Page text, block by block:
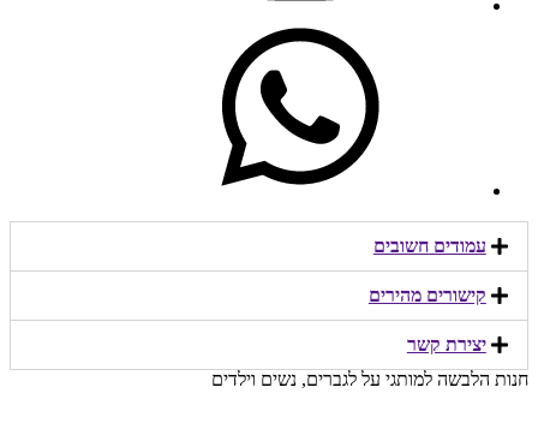
עמודים חשובים
קישורים מהירים​
יצירת קשר​
חנות הלבשה למותגי על לגברים, נשים וילדים